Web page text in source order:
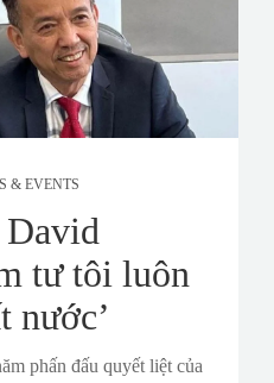
& EVENTS
David
tư tôi luôn
nước’
phấn đấu quyết liệt của